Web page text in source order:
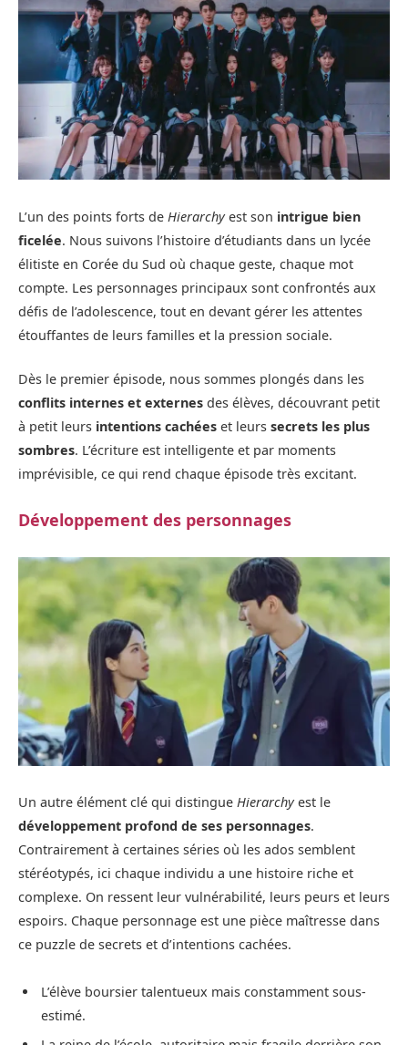
L’un des points forts de Hierarchyest son intrigue bien
ficelée. Nous suivons l’histoire d’étudiants dans un lycée
élitiste en Corée du Sud où chaque geste, chaque mot
compte. Les personnages principaux sont confrontés aux
défis de l’adolescence, tout en devant gérer les attentes
étouffantes de leurs familles et la pression sociale.
Dès le premier épisode, nous sommes plongés dans les
conflits internes et externes des élèves, découvrant petit
à petit leurs intentions cachées et leurs secrets les plus
sombres. L’écriture est intelligente et par moments
imprévisible, ce qui rend chaque épisode très excitant.
Développement des personnages
Un autre élément clé qui distingue Hierarchyest le
développement profond de ses personnages.
Contrairement à certaines séries où les ados semblent
stéréotypés, ici chaque individu a une histoire riche et
complexe. On ressent leur vulnérabilité, leurs peurs et leurs
espoirs. Chaque personnage est une pièce maîtresse dans
ce puzzle de secrets et d’intentions cachées.
L’élève boursier talentueux mais constamment sous-
estimé.